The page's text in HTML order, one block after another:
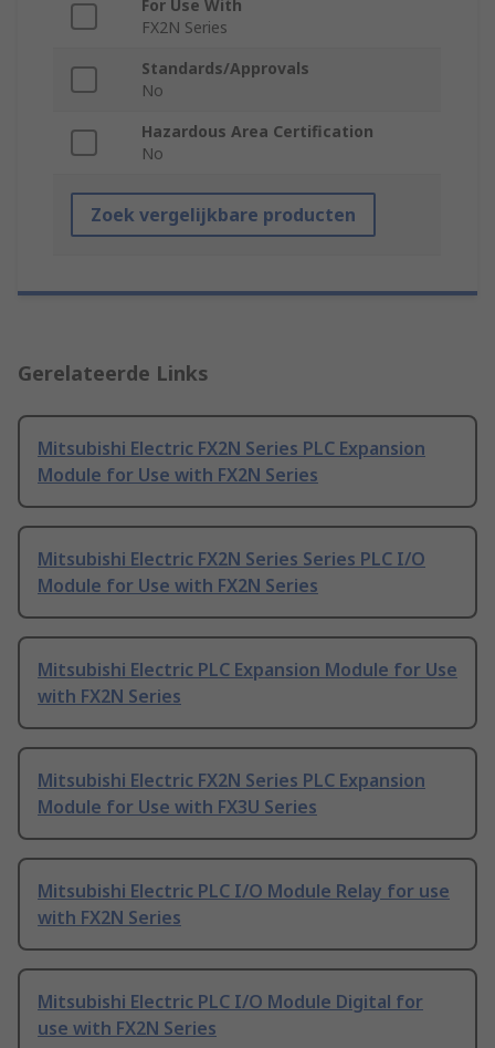
For Use With
FX2N Series
Standards/Approvals
No
Hazardous Area Certification
No
Zoek vergelijkbare producten
Gerelateerde Links
Mitsubishi Electric FX2N Series PLC Expansion
Module for Use with FX2N Series
Mitsubishi Electric FX2N Series Series PLC I/O
Module for Use with FX2N Series
Mitsubishi Electric PLC Expansion Module for Use
with FX2N Series
Mitsubishi Electric FX2N Series PLC Expansion
Module for Use with FX3U Series
Mitsubishi Electric PLC I/O Module Relay for use
with FX2N Series
Mitsubishi Electric PLC I/O Module Digital for
use with FX2N Series